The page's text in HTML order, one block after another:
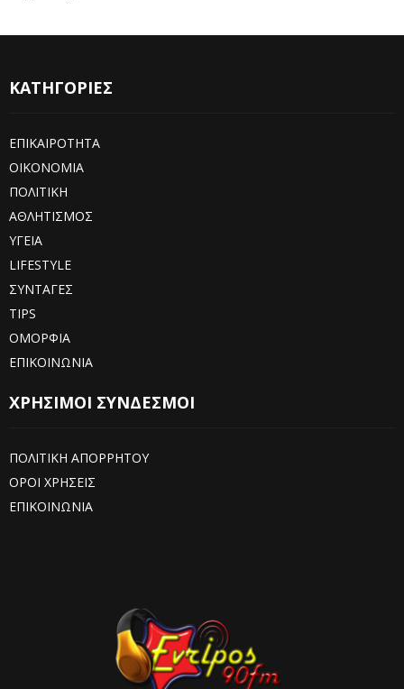
ΚΑΤΗΓΟΡΙΕΣ
ΕΠΙΚΑΙΡΟΤΗΤΑ
ΟΙΚΟΝΟΜΙΑ
ΠΟΛΙΤΙΚΗ
ΑΘΛΗΤΙΣΜΟΣ
ΥΓΕΙΑ
LIFESTYLE
ΣΥΝΤΑΓΕΣ
TIPS
ΟΜΟΡΦΙΑ
ΕΠΙΚΟΙΝΩΝΙΑ
ΧΡΗΣΙΜΟΙ ΣΥΝΔΕΣΜΟΙ
ΠΟΛΙΤΙΚΗ ΑΠΟΡΡΗΤΟΥ
ΟΡΟΙ ΧΡΗΣΕΙΣ
ΕΠΙΚΟΙΝΩΝΙΑ